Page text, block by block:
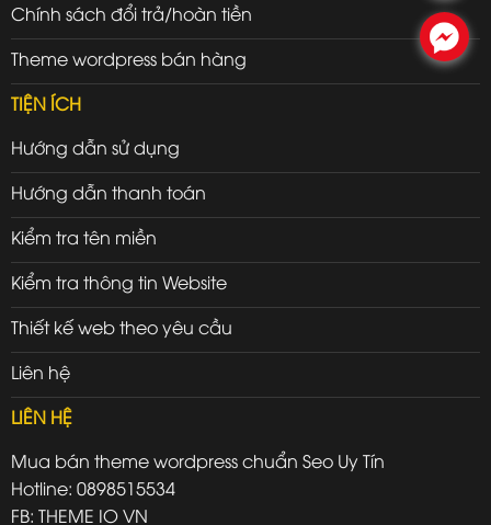
Chính sách đổi trả/hoàn tiền
Theme wordpress bán hàng
TIỆN ÍCH
Hướng dẫn sử dụng
Hướng dẫn thanh toán
Kiểm tra tên miền
Kiểm tra thông tin Website
Thiết kế web theo yêu cầu
Liên hệ
LIÊN HỆ
Mua bán theme wordpress chuẩn Seo Uy Tín
Hotline: 0898515534
FB: THEME IO VN
.